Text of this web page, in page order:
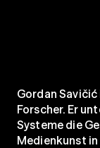
Gordan
Forscher. Er
Systeme die
Medienkunst